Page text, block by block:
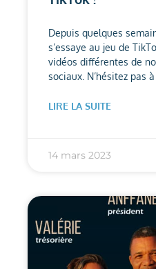
Depuis quelques
s’essaye au jeu de
vidéos différentes de
sociaux. N’hésitez pas
LIRE LA SUITE
14 mars 2023